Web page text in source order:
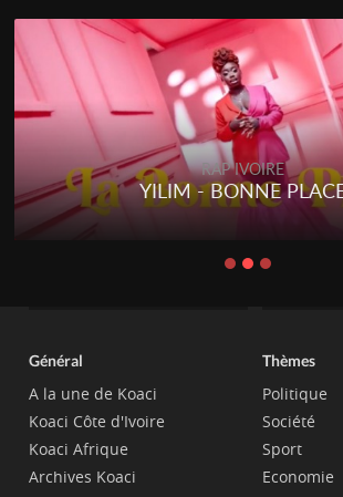
RAP IVOIRE
YILIM - BONNE
Général
A la une de Koaci
Koaci Côte d'Ivoire
Koaci Afrique
Archives Koaci
Thèmes
Politique
Société
Sport
Economie